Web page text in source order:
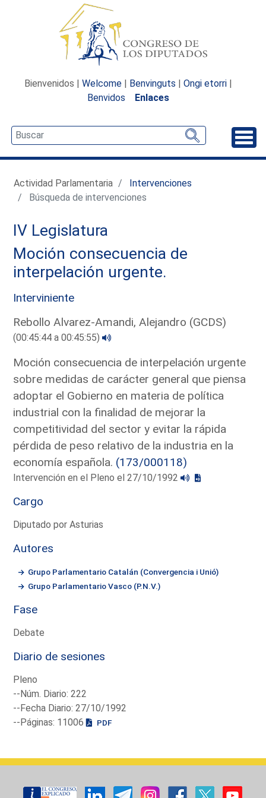
Bienvenidos | Welcome | Benvinguts | Ongi etorri |
Benvidos
Enlaces
Actividad Parlamentaria
Intervenciones
Búsqueda de intervenciones
IV Legislatura
Moción consecuencia de
interpelación urgente.
Interviniente
Rebollo Alvarez-Amandi, Alejandro (GCDS)
(00:45:44 a 00:45:55)
Moción consecuencia de interpelación urgente
sobre medidas de carácter general que piensa
adoptar el Gobierno en materia de política
industrial con la finalidad de mejorar la
competitividad del sector y evitar la rápida
pérdida de peso relativo de la industria en la
economía española. (173/000118)
Intervención en el Pleno el 27/10/1992
Cargo
Diputado por Asturias
Autores
Grupo Parlamentario Catalán (Convergencia i Unió)
Grupo Parlamentario Vasco (P.N.V.)
Fase
Debate
Diario de sesiones
Pleno
--Núm. Diario: 222
--Fecha Diario: 27/10/1992
--Páginas: 11006
PDF